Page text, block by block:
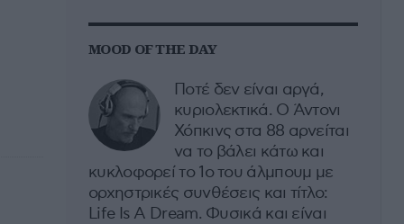
MOOD OF THE DAY
Ποτέ δεν είναι αργά,
κυριολεκτικά. Ο Άντονι
Χόπκινς στα 88 αρνείται
να το βάλει κάτω και
κυκλοφορεί το 1ο του άλμπουμ με
ορχηστρικές συνθέσεις και τίτλο:
Life Is A Dream. Φυσικά και είναι